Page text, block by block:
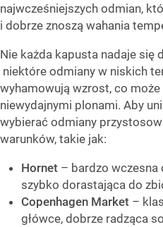
najwcześniejszych odmian,
i dobrze znoszą wahania
Nie każda kapusta nadaje się
niektóre odmiany w niskich
wyhamowują wzrost, co
niewydajnymi plonami. Aby
wybierać odmiany
warunków, takie jak:
Hornet – bardzo wczesna
szybko dorastająca do
Copenhagen Market –
główce, dobrze radząca